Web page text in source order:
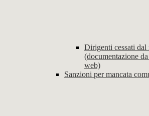
Dirigenti cessati
(documentazione
web)
Sanzioni per mancata